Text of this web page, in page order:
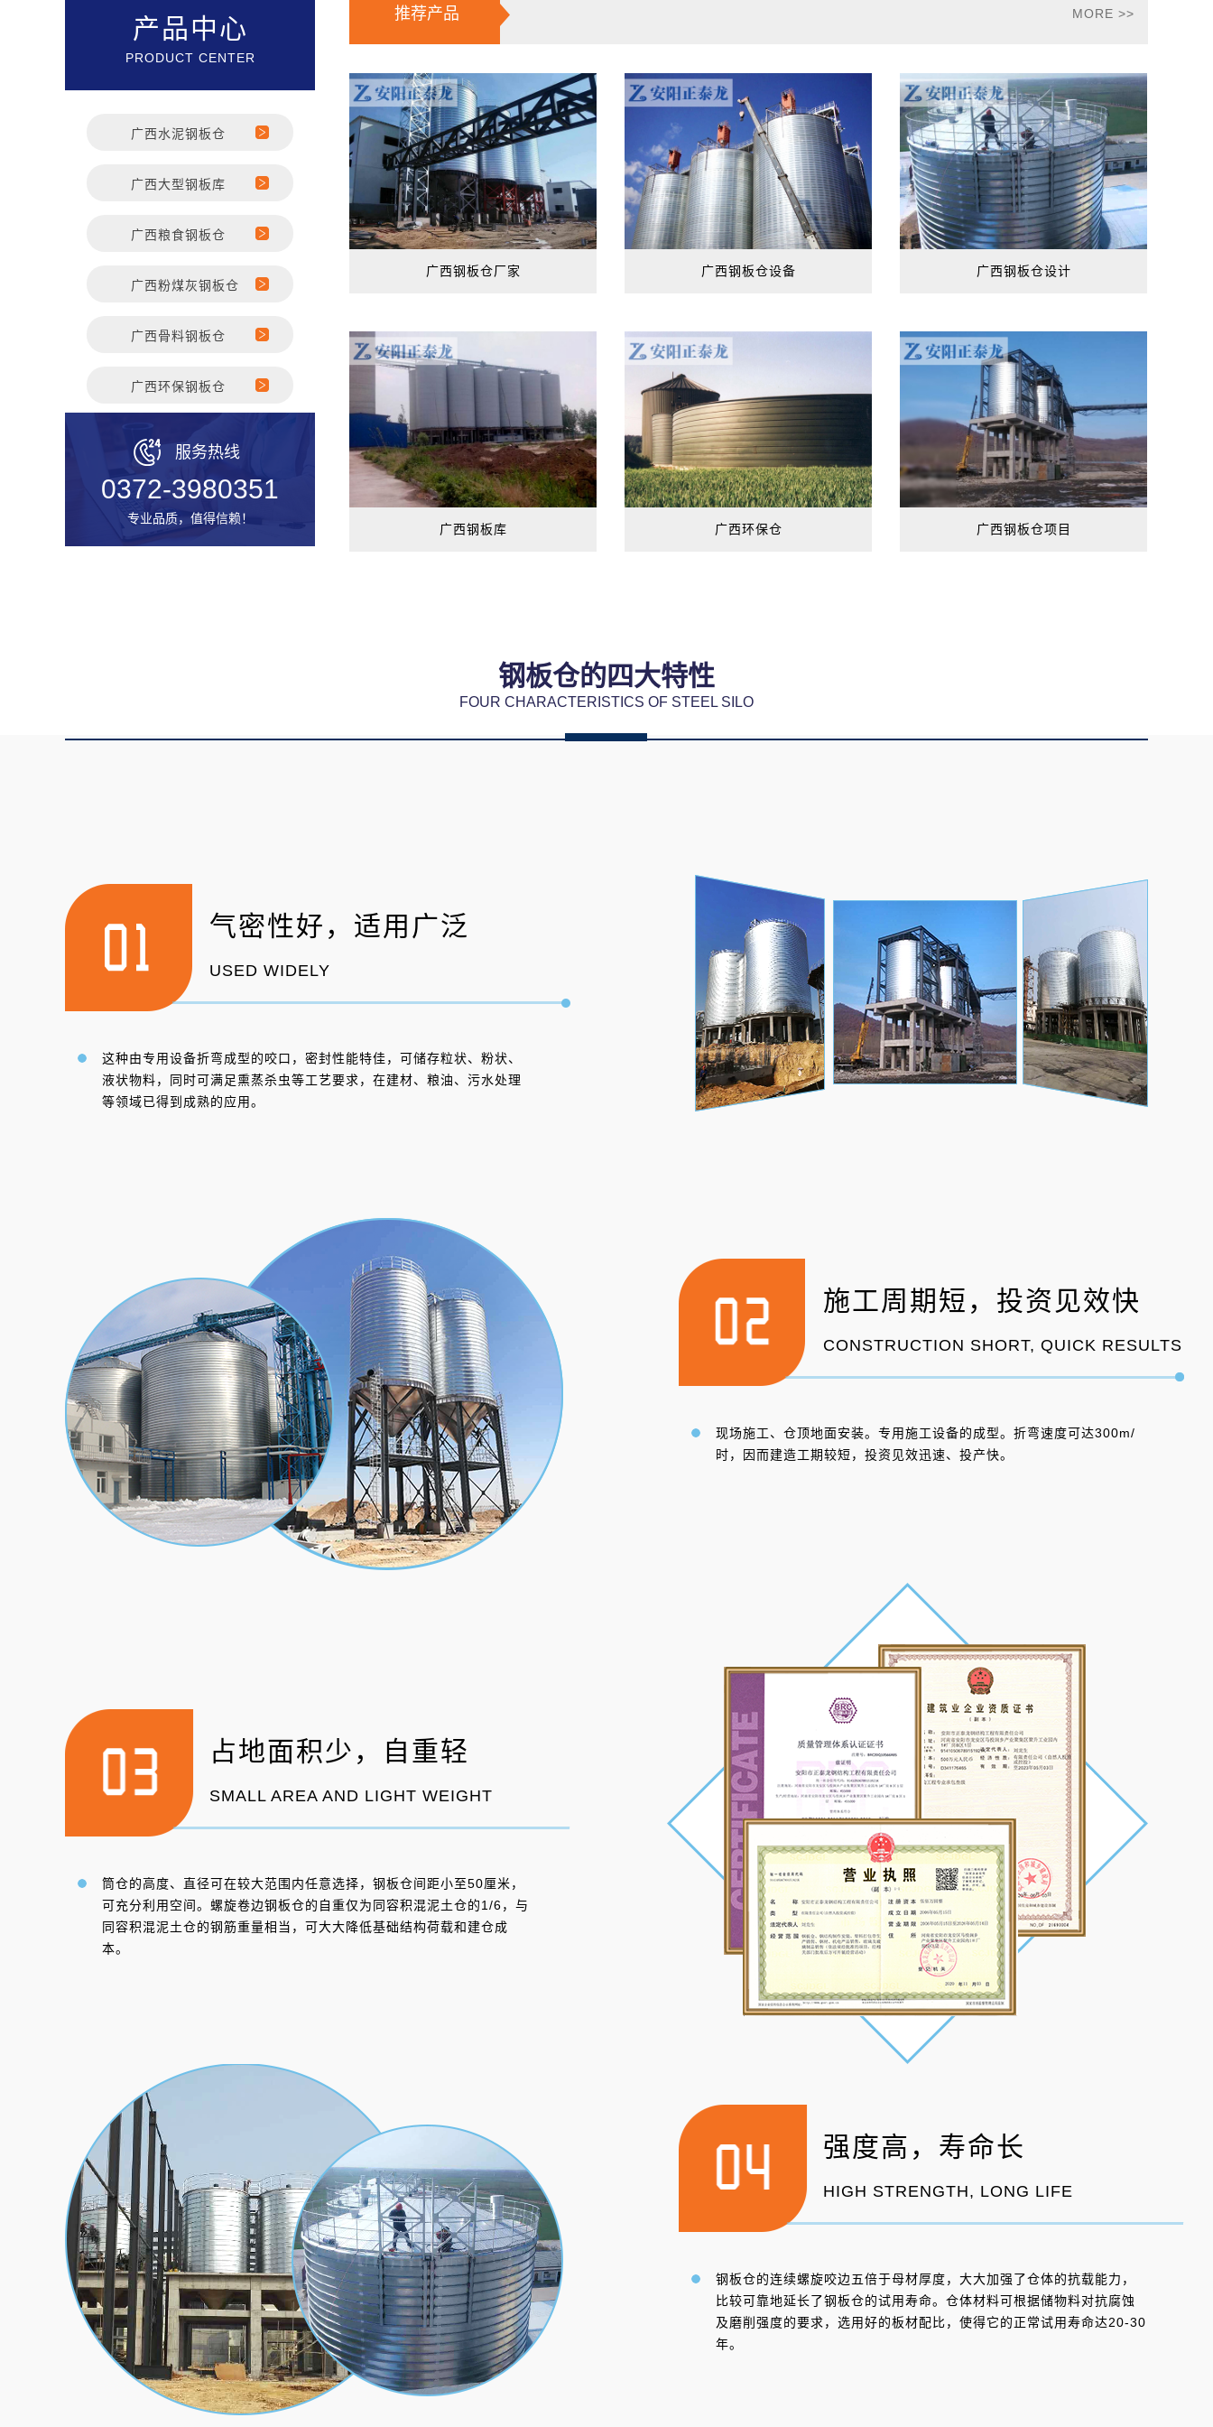
产品中心
PRODUCT CENTER
广西水泥钢板仓
广西大型钢板库
广西粮食钢板仓
广西粉煤灰钢板仓
广西骨料钢板仓
广西环保钢板仓
服务热线
0372-3980351
专业品质，值得信赖！
推荐产品 MORE >>
广西钢板仓厂家 广西钢板仓设备 广西钢板仓设计
广西钢板库 广西环保仓 广西钢板仓项目
钢板仓的四大特性
FOUR CHARACTERISTICS OF STEEL SILO
气密性好，适用广泛
USED WIDELY
这种由专用设备折弯成型的咬口，密封性能特佳，可储存粒状、粉状、
液状物料，同时可满足熏蒸杀虫等工艺要求，在建材、粮油、污水处理
等领域已得到成熟的应用。
施工周期短，投资见效快
CONSTRUCTION SHORT, QUICK RESULTS
现场施工、仓顶地面安装。专用施工设备的成型。折弯速度可达300m/
时，因而建造工期较短，投资见效迅速、投产快。
占地面积少，自重轻
SMALL AREA AND LIGHT WEIGHT
筒仓的高度、直径可在较大范围内任意选择，钢板仓间距小至50厘米，
可充分利用空间。螺旋卷边钢板仓的自重仅为同容积混泥土仓的1/6，与
同容积混泥土仓的钢筋重量相当，可大大降低基础结构荷载和建仓成
本。
强度高，寿命长
HIGH STRENGTH, LONG LIFE
钢板仓的连续螺旋咬边五倍于母材厚度，大大加强了仓体的抗载能力，
比较可靠地延长了钢板仓的试用寿命。仓体材料可根据储物料对抗腐蚀
及磨削强度的要求，选用好的板材配比，使得它的正常试用寿命达20-30
年。